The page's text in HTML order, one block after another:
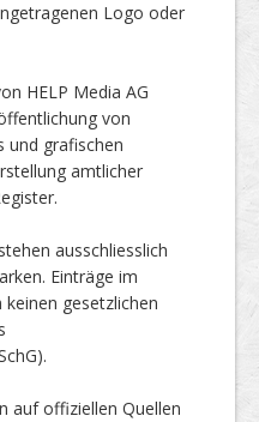
Logo oder
HELP Media AG
von
und grafischen
amtlicher
ausschliesslich
Einträge im
gesetzlichen
auf offiziellen Quellen